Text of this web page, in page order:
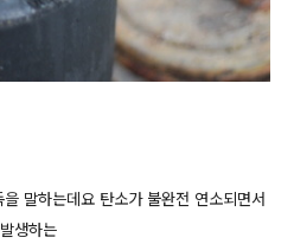
말하는데요 탄소가 불완전 연소되면서
발생하는